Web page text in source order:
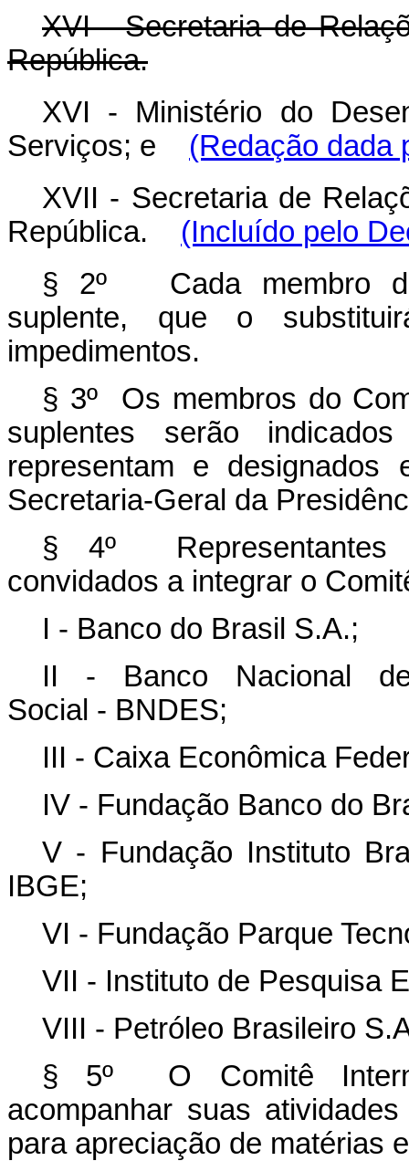
XVI - Secretaria de
República.
XVI - Ministério do
Serviços; e (Redação dada
XVII - Secretaria de
República. (Incluído pelo
§ 2º
Cada membro
suplente, que o
impedimentos.
§ 3º Os membros do
suplentes serão
representam e
Secretaria-Geral da
§ 4º Representantes
convidados a integrar o
I - Banco do Brasil S.A.;
II - Banco Nacional de
Social - BNDES;
III - Caixa Econômica
IV - Fundação Banco do
V - Fundação Instituto
IBGE;
VI - Fundação Parque
VII - Instituto de Pesquisa
VIII - Petróleo Brasileiro
§ 5º O Comitê
acompanhar suas
para apreciação de matérias